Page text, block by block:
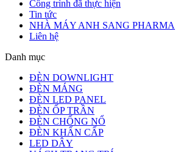
Công trình đã thực hiện
Tin tức
NHÀ MÁY ANH SANG PHARMA
Liên hệ
Danh mục
ĐÈN DOWNLIGHT
ĐÈN MÁNG
ĐÈN LED PANEL
ĐÈN ỐP TRẦN
ĐÈN CHỐNG NỔ
ĐÈN KHẨN CẤP
LED DÂY